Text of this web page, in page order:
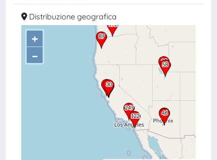
Distribuzione geografica
+
–